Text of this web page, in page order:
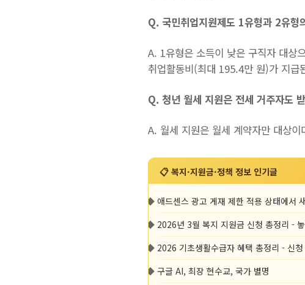
Q. 국민취업지원제도 1유형과 2유형
A. 1유형은 소득이 낮은 구직자 대상
취업활동비(최대 195.4만 원)가 지급
Q. 청년 월세 지원은 전세 거주자도
A. 월세 지원은 월세 계약자만 대상
📋 복지·지원금·정책 정보 인기글
◆ 애드센스 광고 게재 제한 적용 상태에서
◆ 2026년 3월 복지 지원금 신청 총정리 -
◆ 2026 기초생활수급자 혜택 총정리 - 신
◆ 구글 AI, 최장 현수교, 국가 별명